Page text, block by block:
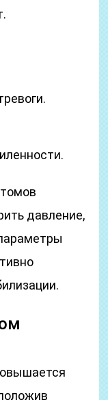
давление,